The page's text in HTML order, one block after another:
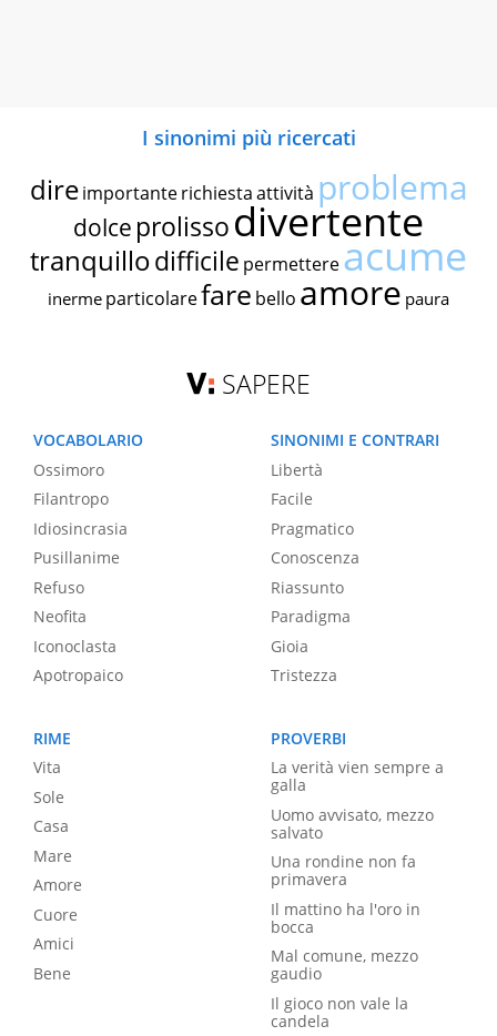
I sinonimi più ricercati
dire importante richiestaattività problema
dolce prolissodivertente
tranquillodifficile permettereacume
inerme particolarefare bello amore paura
SAPERE
VOCABOLARIO
Ossimoro
Filantropo
Idiosincrasia
Pusillanime
Refuso
Neofita
Iconoclasta
Apotropaico
SINONIMI E CONTRARI
Libertà
Facile
Pragmatico
Conoscenza
Riassunto
Paradigma
Gioia
Tristezza
RIME
Vita
Sole
Casa
Mare
Amore
Cuore
Amici
Bene
PROVERBI
La verità vien sempre a
galla
Uomo avvisato, mezzo
salvato
Una rondine non fa
primavera
Il mattino ha l'oro in
bocca
Mal comune, mezzo
gaudio
Il gioco non vale la
candela